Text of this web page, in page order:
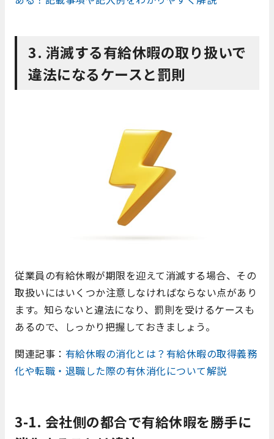
3. 消滅する有給休暇の取り扱いで
違法になるケースと罰則
従業員の有給休暇が期限を迎えて消滅する場合、その
取扱いにはいくつか注意しなければならない点があり
ます。知らないと違法になり、罰則を受けるケースも
あるので、しっかり把握しておきましょう。
関連記事： 有給休暇の消化とは？有給休暇の取得義務
化や転職・退職した際の有休消化について解説
3-1. 会社側の都合で有給休暇を勝手に